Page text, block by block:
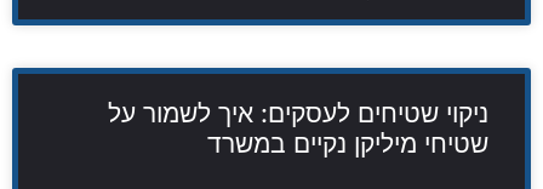
ניקוי שטיחים לעסקים: איך לשמור על
שטיחי מיליקן נקיים במשרד